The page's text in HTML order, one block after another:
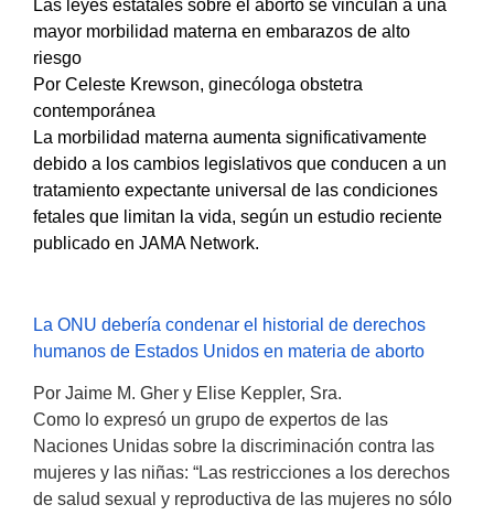
Las leyes estatales sobre el aborto se vinculan a una
mayor morbilidad materna en embarazos de alto
riesgo
Por Celeste Krewson, ginecóloga obstetra
contemporánea
La morbilidad materna aumenta significativamente
debido a los cambios legislativos que conducen a un
tratamiento expectante universal de las condiciones
fetales que limitan la vida, según un estudio reciente
publicado en JAMA Network.
La ONU debería condenar el historial de derechos
humanos de Estados Unidos en materia de aborto
Por Jaime M. Gher y Elise Keppler, Sra.
Como lo expresó un grupo de expertos de las
Naciones Unidas sobre la discriminación contra las
mujeres y las niñas: “Las restricciones a los derechos
de salud sexual y reproductiva de las mujeres no sólo